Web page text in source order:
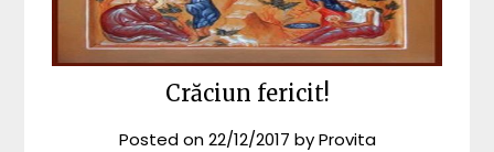
Crăciun fericit!
Posted on22/12/2017 byProvita